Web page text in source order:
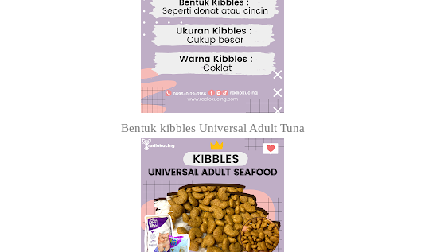
Bentuk kibbles Universal Adult Tuna